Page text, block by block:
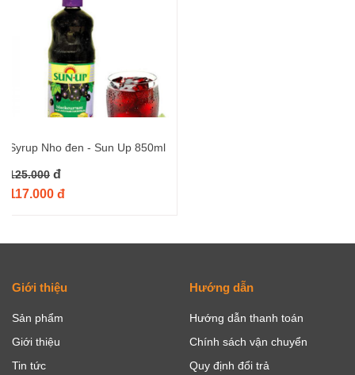
Syrup Nho đen - Sun Up 850ml
125.000 đ
117.000 đ
Giới thiệu
Sản phẩm
Giới thiệu
Tin tức
Hướng dẫn
Hướng dẫn thanh toán
Chính sách vận chuyển
Quy định đổi trả